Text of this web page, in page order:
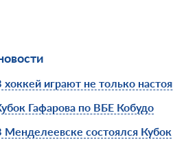
хоккей играют не только
Гафарова по ВБЕ Кобудо
Менделеевске состоялся